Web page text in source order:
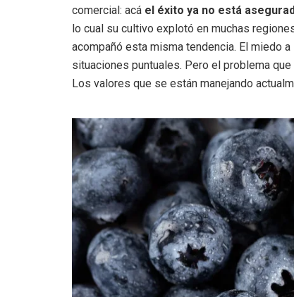
comercial: acá el éxito ya no está
lo cual su cultivo explotó en muchas
acompañó esta misma tendencia. El miedo
situaciones puntuales. Pero el problema
Los valores que se están manejando